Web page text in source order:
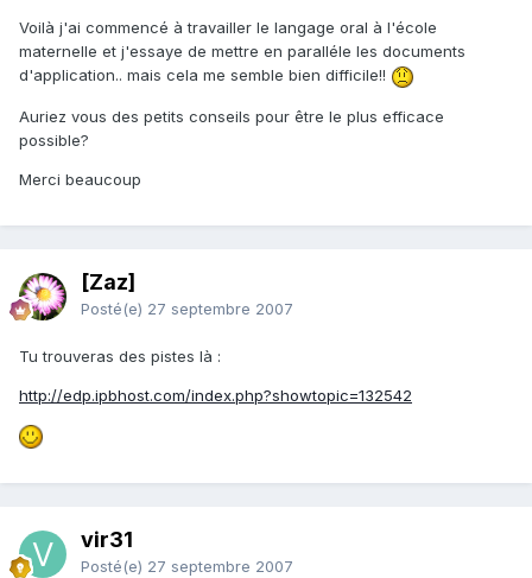
Voilà j'ai commencé à travailler le langage oral à l'école
maternelle et j'essaye de mettre en paralléle les documents
d'application.. mais cela me semble bien difficile!!
Auriez vous des petits conseils pour être le plus efficace
possible?
Merci beaucoup
[Zaz]
Posté(e) 27 septembre 2007
Tu trouveras des pistes là :
http://edp.ipbhost.com/index.php?showtopic=132542
vir31
Posté(e) 27 septembre 2007